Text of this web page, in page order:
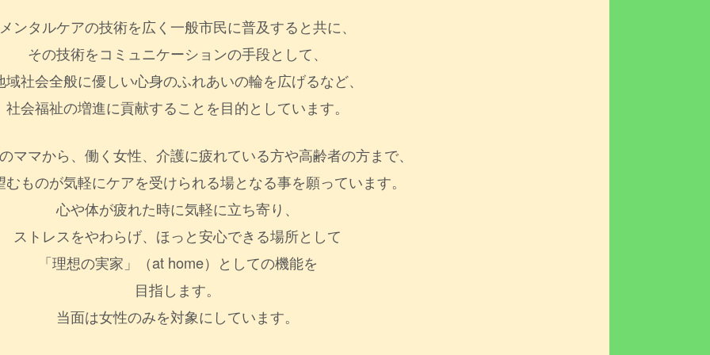
メンタルケアの技術を広く一般市民に普及すると共に、
その技術をコミュニケーションの手段として、
域社会全般に優しい心身のふれあいの輪を広げるなど、
社会福祉の増進に貢献することを目的としています。
ママから、働く女性、介護に疲れている方や高齢者の方まで、
むものが気軽にケアを受けられる場となる事を願っています。
心や体が疲れた時に気軽に立ち寄り、
ストレスをやわらげ、ほっと安心できる場所として
「理想の実家」（at home）としての機能を
目指します。
当面は女性のみを対象にしています。